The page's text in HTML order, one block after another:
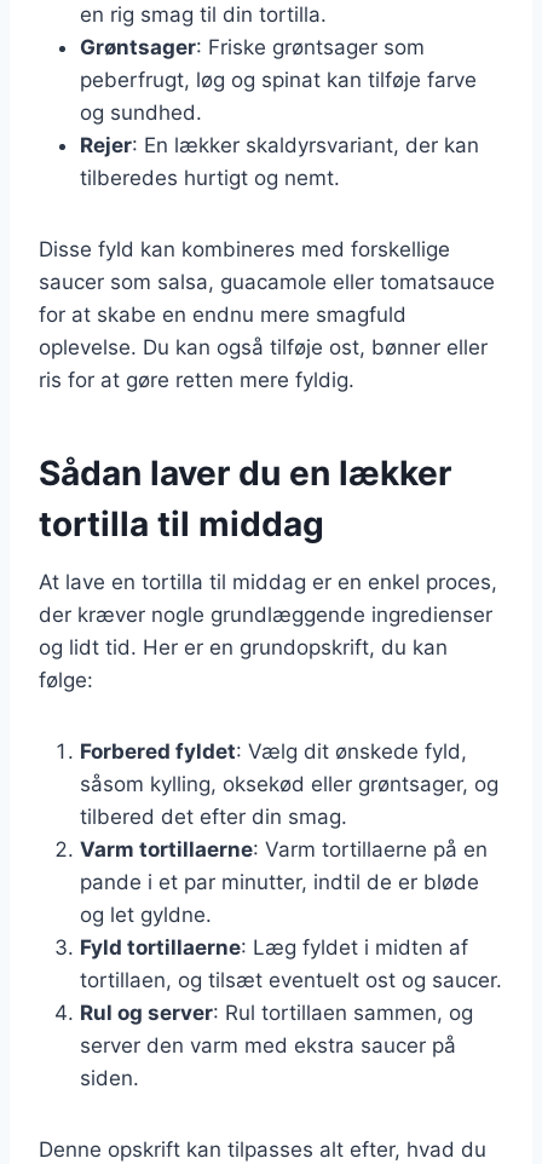
en rig smag til din tortilla.
Grøntsager: Friske grøntsager som
peberfrugt, løg og spinat kan tilføje farve
og sundhed.
Rejer: En lækker skaldyrsvariant, der kan
tilberedes hurtigt og nemt.
Disse fyld kan kombineres med forskellige
saucer som salsa, guacamole eller tomatsauce
for at skabe en endnu mere smagfuld
oplevelse. Du kan også tilføje ost, bønner eller
ris for at gøre retten mere fyldig.
Sådan laver du en lækker
tortilla til middag
At lave en tortilla til middag er en enkel proces,
der kræver nogle grundlæggende ingredienser
og lidt tid. Her er en grundopskrift, du kan
følge:
Forbered fyldet: Vælg dit ønskede fyld,
såsom kylling, oksekød eller grøntsager, og
tilbered det efter din smag.
Varm tortillaerne: Varm tortillaerne på en
pande i et par minutter, indtil de er bløde
og let gyldne.
Fyld tortillaerne: Læg fyldet i midten af
tortillaen, og tilsæt eventuelt ost og saucer.
Rul og server: Rul tortillaen sammen, og
server den varm med ekstra saucer på
siden.
Denne opskrift kan tilpasses alt efter, hvad du